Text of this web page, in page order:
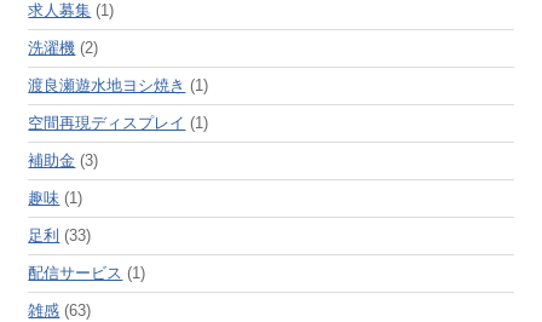
求人募集 (1)
洗濯機 (2)
渡良瀬遊水地ヨシ焼き (1)
空間再現ディスプレイ (1)
補助金 (3)
趣味 (1)
足利 (33)
配信サービス (1)
雑感 (63)